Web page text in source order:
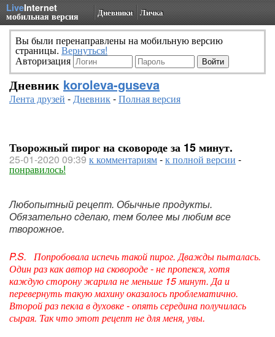
LiveInternet
мобильная версия Дневники Личка
Вы были перенаправлены на мобильную версию
страницы. Вернуться!
Авторизация
Дневник koroleva-guseva
Лента друзей -Дневник-Полная версия
Творожный пирог на сковороде за 15 минут.
25-01-2020 09:39 к комментариям-к полной версии -
понравилось!
Любопытный рецепт. Обычные продукты.
Обязательно сделаю, тем более мы любим все
творожное.
P.S. Попробовала испечь такой пирог. Дважды пыталась.
Один раз как автор на сковороде - не пропекся, хотя
каждую сторону жарила не меньше 15 минут. Да и
перевернуть такую махину оказалось проблематично.
Второй раз пекла в духовке - опять середина получилась
сырая. Так что этот рецепт не для меня, увы.